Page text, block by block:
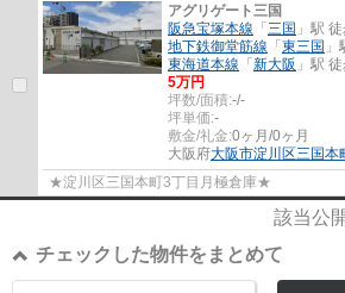
アグリゲート三国
阪急宝塚本線 「 三国 」駅
地下鉄御堂筋線 「 東三国
東海道本線 「 新大阪 」駅
5万円
坪数/面積:-/-
坪単価:-
敷金/礼金:0ヶ月/0ヶ月
大阪府大阪市淀川区三国本
★淀川区三国本町3丁目月極倉庫★
該当公
チェックした物件をまとめて